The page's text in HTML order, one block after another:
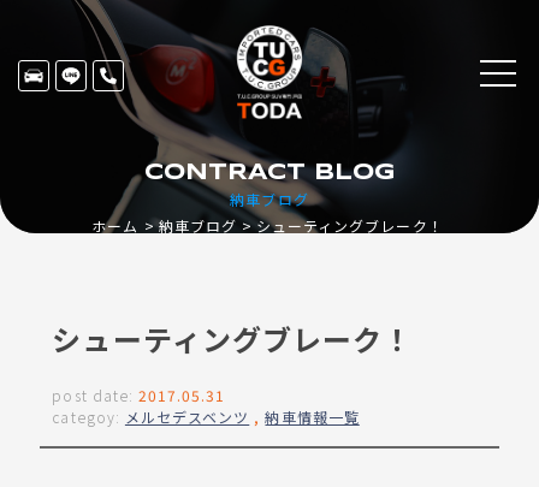
納車ブログ
CONTRACT BLOG
ホーム 納車ブログ シューティングブレーク！
シューティングブレーク！
post date: 2017.05.31
categoy: メルセデスベンツ ,納車情報一覧